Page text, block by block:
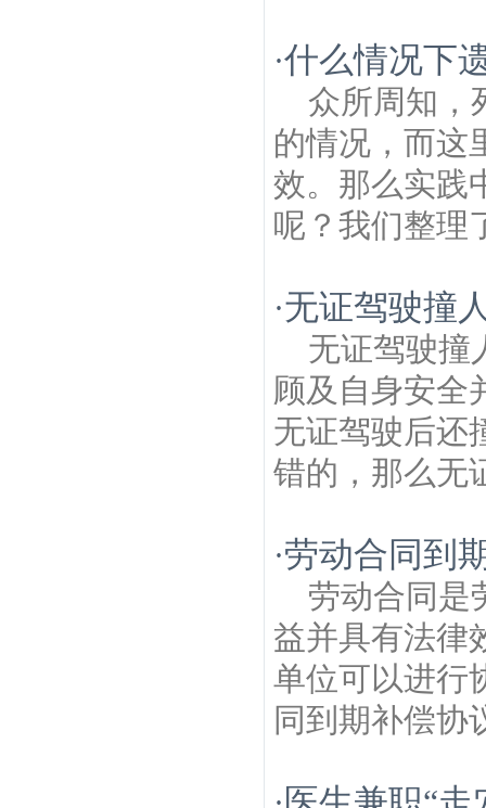
·什么情况下
众所周知，
的情况，而这
效。那么实践
呢？我们整理
·无证驾驶撞
无证驾驶撞
顾及自身安全
无证驾驶后还
错的，那么无
·劳动合同到
劳动合同是
益并具有法律
单位可以进行
同到期补偿协